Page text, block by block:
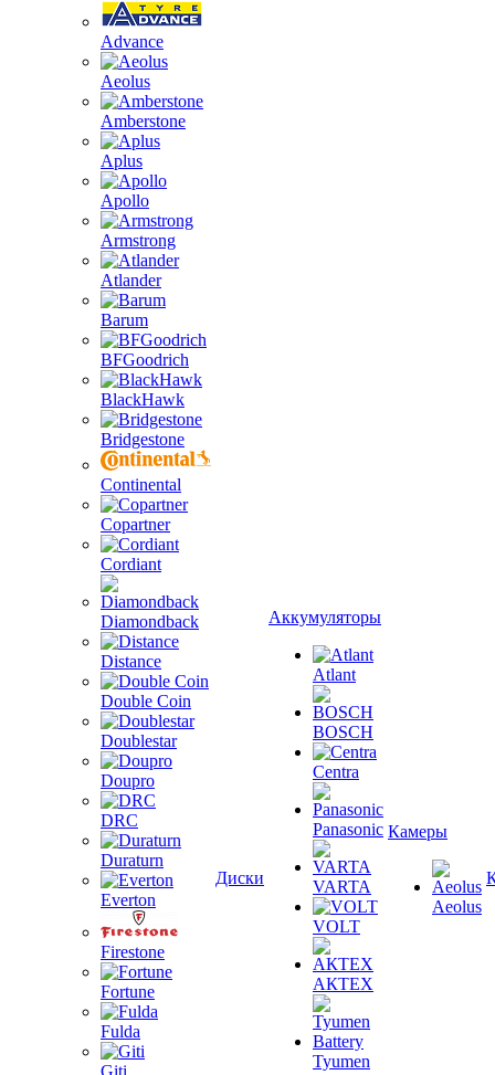
Advance
Aeolus
Amberstone
Aplus
Apollo
Armstrong
Atlander
Barum
BFGoodrich
BlackHawk
Bridgestone
Continental
Copartner
Cordiant
Diamondback
Distance
Double Coin
Doublestar
Doupro
DRC
Duraturn
Everton
Firestone
Fortune
Fulda
Giti
Диски
Аккумуляторы
Atlant
BOSCH
Centra
Panasonic
VARTA
VOLT
АКТЕХ
Tyumen
Камеры
Aeolus